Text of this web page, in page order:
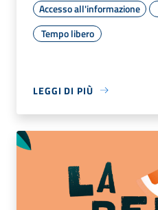
Accesso all'informazione
Tempo libero
LEGGI DI PIÙ